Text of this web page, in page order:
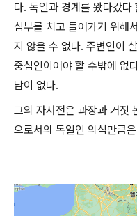
다. 독일과 경계를 왔다갔
심부를 치고 들어가기 위해
지 않을 수 없다. 주변인이
중심인이어야 할 수밖에 없
남이 없다.
그의 자서전은 과장과 거짓
으로서의 독일인 의식만큼